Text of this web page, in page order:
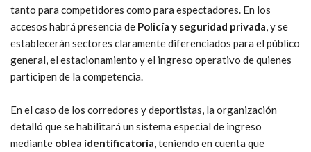
tanto para competidores como para espectadores. En los
accesos habrá presencia de Policía y seguridad privada, y se
establecerán sectores claramente diferenciados para el público
general, el estacionamiento y el ingreso operativo de quienes
participen de la competencia.
En el caso de los corredores y deportistas, la organización
detalló que se habilitará un sistema especial de ingreso
mediante oblea identificatoria, teniendo en cuenta que